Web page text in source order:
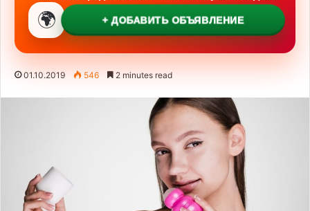
🌍 + ДОБАВИТЬ ОБЪЯВЛЕНИЕ
01.10.2019 546 2 minutes read